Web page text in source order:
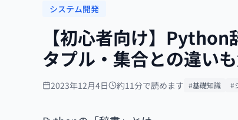
システム開発
【初心者向け】Python
タプル・集合との違い
2023年12月4日 約11分で読めます #基礎知識 #